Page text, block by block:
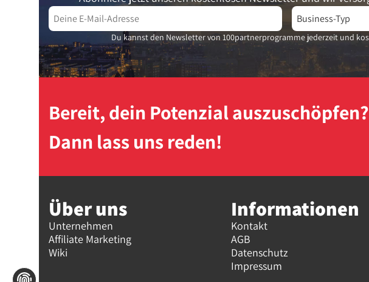
Du kannst den Newsletter von 100partnerprogramme jederzeit und
Bereit, dein Potenzial auszuschöpfen?
Dann lass uns reden!
Über uns
Unternehmen
Affiliate Marketing
Wiki
Informationen
Kontakt
AGB
Datenschutz
Impressum